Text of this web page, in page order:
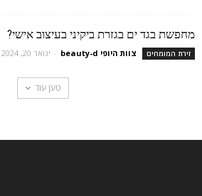
מחפשת בגד ים בגזרת ביקיני בעיצוב אישי?
זירת המומחים צוות היופי beauty-d - ינואר 20, 2024
טען עוד